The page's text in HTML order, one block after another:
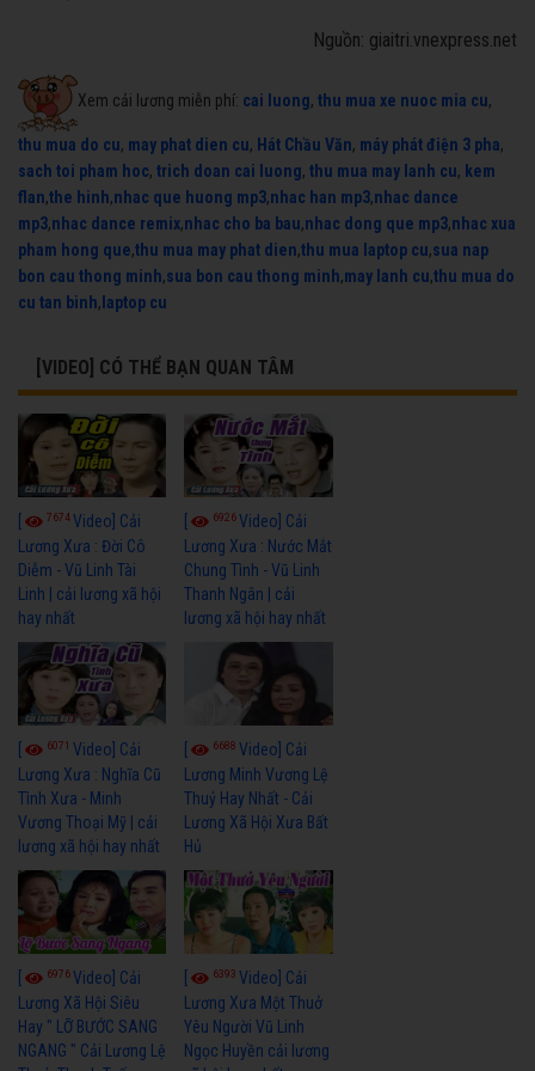
Nguồn: giaitri.vnexpress.net
Xem cải lương miễn phí: cai luong, thu mua xe nuoc mia cu,
thu mua do cu, may phat dien cu, Hát Chầu Văn, máy phát điện 3 pha,
sach toi pham hoc, trich doan cai luong, thu mua may lanh cu, kem
flan,the hinh,nhac que huong mp3,nhac han mp3,nhac dance
mp3,nhac dance remix,nhac cho ba bau,nhac dong que mp3,nhac xua
pham hong que,thu mua may phat dien,thu mua laptop cu,sua nap
bon cau thong minh,sua bon cau thong minh,may lanh cu,thu mua do
cu tan binh, laptop cu
[VIDEO] CÓ THỂ BẠN QUAN TÂM
7674Video] Cải
Lương Xưa : Đời Cô
Diễm - Vũ Linh Tài
Linh | cải lương xã hội
hay nhất
6926Video] Cải
Lương Xưa : Nước Mắt
Chung Tình - Vũ Linh
Thanh Ngân | cải
lương xã hội hay nhất
6071 Video] Cải
Lương Xưa : Nghĩa Cũ
Tình Xưa - Minh
Vương Thoại Mỹ | cải
lương xã hội hay nhất
6688Video] Cải
Lương Minh Vương Lệ
Thuỷ Hay Nhất - Cải
Lương Xã Hội Xưa Bất
Hủ
6976Video] Cải
Lương Xã Hội Siêu
Hay " LỠ BƯỚC SANG
NGANG " Cải Lương Lệ
6393Video] Cải
Lương Xưa Một Thuở
Yêu Người Vũ Linh
Ngọc Huyền cải lương